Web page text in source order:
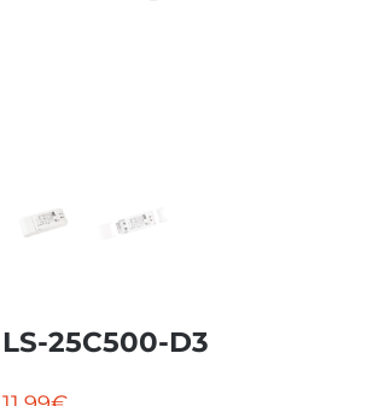
LS-25C500-D3